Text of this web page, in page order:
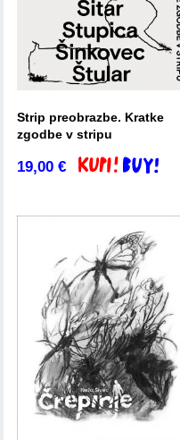
Strip preobrazbe. Kratke
zgodbe v stripu
19,00€ Dodaj v košarico